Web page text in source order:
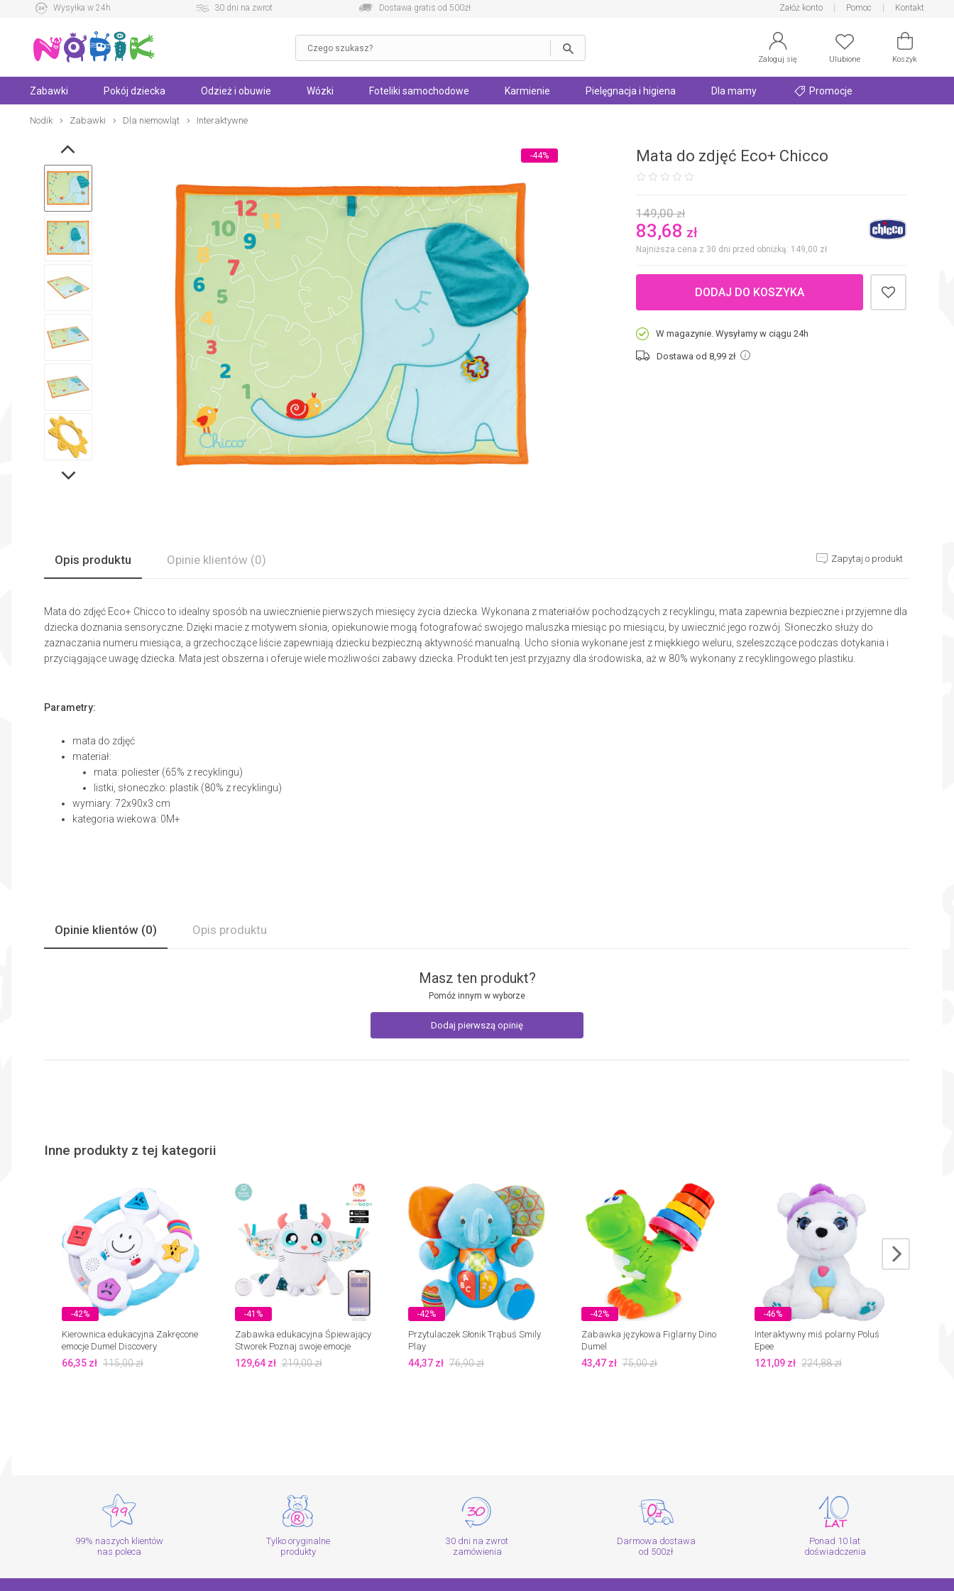
Wysyłka w 24h 30 dni na zwrot Dostawa gratis od 500zł Załóż konto Pomoc Kontakt
Zaloguj się Ulubione Koszyk
Zabawki Pokój dziecka Odzież i obuwie Wózki Foteliki samochodowe Karmienie Pielęgnacja i higiena Dla mamy Promocje
Nodik Zabawki Dla niemowląt Interaktywne
Mata do zdjęć Eco+ Chicco
149,00zł
83,68 zł
Najniższa cena z 30 dni przed obniżką: 149,00 zł
DODAJ DO KOSZYKA
W magazynie. Wysyłamy w ciągu 24h
Dostawa od 8,99 zł
-44%
Opis produktu Opinie klientów (0) Zapytaj o produkt
Mata do zdjęć Eco+ Chicco to idealny sposób na uwiecznienie pierwszych miesięcy życia dziecka. Wykonana z materiałów pochodzących z recyklingu, mata zapewnia bezpieczne i przyjemne dla
dziecka doznania sensoryczne. Dzięki macie z motywem słonia, opiekunowie mogą fotografować swojego maluszka miesiąc po miesiącu, by uwiecznić jego rozwój. Słoneczko służy do
zaznaczania numeru miesiąca, a grzechoczące liście zapewniają dziecku bezpieczną aktywność manualną. Ucho słonia wykonane jest z miękkiego weluru, szeleszczące podczas dotykania i
przyciągające uwagę dziecka. Mata jest obszerna i oferuje wiele możliwości zabawy dziecka. Produkt ten jest przyjazny dla środowiska, aż w 80% wykonany z recyklingowego plastiku.
Parametry:
mata do zdjęć
materiał:
mata: poliester (65% z recyklingu)
listki, słoneczko: plastik (80% z recyklingu)
wymiary: 72x90x3 cm
kategoria wiekowa: 0M+
Opinie klientów (0) Opis produktu
Masz ten produkt?
Pomóż innym w wyborze
Dodaj pierwszą opinię
Inne produkty z tej kategorii
-42%
Kierownica edukacyjna Zakręcone
emocje Dumel Discovery
66,35 zł 115,00zł
-41%
Zabawka edukacyjna Śpiewający
Stworek Poznaj swoje emocje
Miniland
129,64 zł 219,00zł
-42%
Przytulaczek Słonik Trąbuś Smily
Play
44,37 zł 76,90zł
-42%
Zabawka językowa Figlarny Dino
Dumel
43,47 zł 75,00zł
-46%
Interaktywny miś polarny Poluś
Epee
121,09 zł 224,88zł
99% naszych klientów
nas poleca
Tylko oryginalne
produkty
30 dni na zwrot
zamówienia
Darmowa dostawa
od 500zł
Ponad 10 lat
doświadczenia